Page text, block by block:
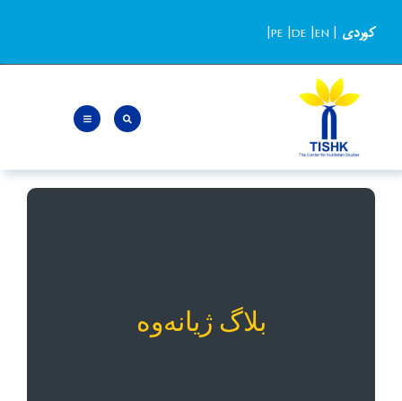
content
کوردی |
PE |DE |EN
|
بلاگ ژیانەوە
که به بررسی پرسش‌های روز و مسائل پرفراز و
نشیب کوردستان و منطقه می‌پردازد و تحت نظارت